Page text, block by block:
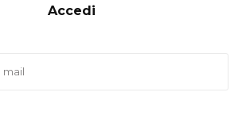
Accedi